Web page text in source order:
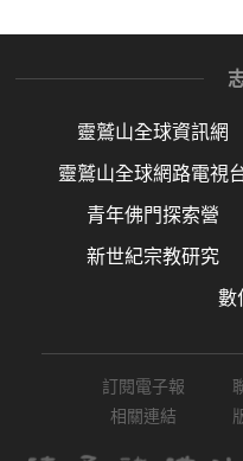
靈鷲山全球資訊網
靈鷲山全球網路電視
青年佛門探索營
新世紀宗教研究
數
訂閱電子報
相關連結